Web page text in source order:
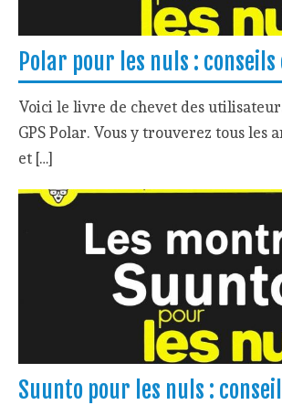
Polar pour les nuls :
Voici le livre de chevet des
GPS Polar. Vous y trouverez tous les
et […]
Suunto pour les nuls :